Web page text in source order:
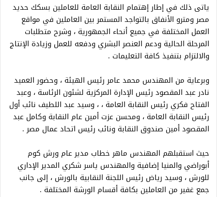
ياتى ذلك في إطار إهتمام النقابة العامة للعاملين بسكك حديد
مصر ومترو الأنفاق بالتواجد المستمر بين العاملين في مواقع
العمل المختلفة في جميع أنحاء الجمهورية ، وشرح متطلبات
المرحلة الحالية ودعم العنصر البشري ودفعه للعمل وزيادة الإنتاج
والالتزام بتنفيذ كافة التعليمات .
وبرعاية من المهندس محمد عامر رئيس الهيئة ، وحضور العميد
نادر عبد المقصود رئيس الإدارة المركزية لشئون الرئاسة ، وعبد
الفتاح فكري رئيس النقابة العامة ، ، وسيد عبد اللطيف نائب أول
رئيس النقابة العامة ، ومحسن عزت أمين عام النقابة وكامل عبد
المقصود أمين صندوق النقابة ونائب رئيس اتحاد عمال مصر .
حيث استقبلهم المهندس ماهر خطاب مدير عام ورش كوم
أبوراضي والمنيا إضافية والمهندس ياسر شكري المدير الإداري
للورش ، وسيد رياض رئيس اللجنة النقابية بالورش ، إلى جانب
جمع غفير من العاملين بكافة أقسام الورشة المختلفة .